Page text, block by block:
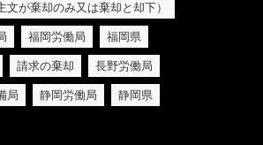
文が棄却のみ又は棄却と却下）
福岡労働局 福岡県
請求の棄却 長野労働局
局 静岡労働局 静岡県